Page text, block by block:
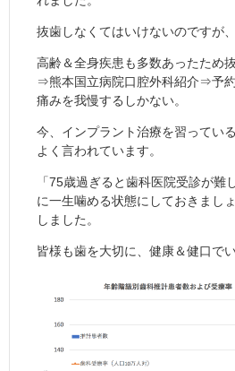
抜歯しなくてはいけないのですが、
高齢＆全身疾患も多数あったため
⇒熊本国立病院口腔外科紹介⇒予
痛みを我慢するしかない。
今、インプラント治療を習ってい
よく言われています。
「75歳過ぎると歯科医院受診が難
に一生噛める状態にしておきまし
しました。
皆様も歯を大切に、健康＆健口で